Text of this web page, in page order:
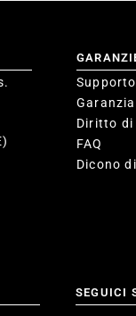
Diritto di
FAQ
Dicono
SEGUICI